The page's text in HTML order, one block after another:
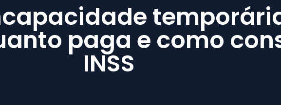
paga e como
INSS